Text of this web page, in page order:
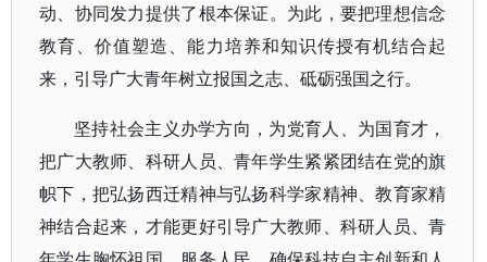
动、协同发力提供了根本保证。为此，要把理想信念
教育、价值塑造、能力培养和知识传授有机结合起
来，引导广大青年树立报国之志、砥砺强国之行。
坚持社会主义办学方向，为党育人、为国育才，
把广大教师、科研人员、青年学生紧紧团结在党的旗
帜下，把弘扬西迁精神与弘扬科学家精神、教育家精
神结合起来，才能更好引导广大教师、科研人员、青